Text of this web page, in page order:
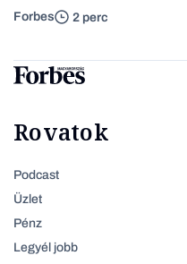
Forbes 2 perc
Rovatok
Podcast
Üzlet
Pénz
Legyél jobb